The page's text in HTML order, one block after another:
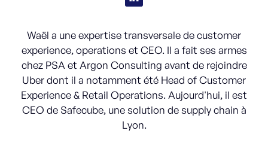
Waël a une expertise transversale de customer
experience, operations et CEO. Il a fait ses armes
chez PSA et Argon Consulting avant de rejoindre
Uber dont il a notamment été Head of Customer
Experience & Retail Operations. Aujourd'hui, il est
CEO de Safecube, une solution de supply chain à
Lyon.